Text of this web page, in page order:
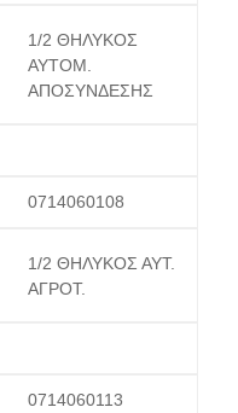
1/2 ΘΗΛΥΚΟΣ
ΑΥΤΟΜ.
ΑΠΟΣΥΝΔΕΣΗΣ
0714060108
1/2 ΘΗΛΥΚΟΣ ΑΥΤ.
ΑΓΡΟΤ.
0714060113